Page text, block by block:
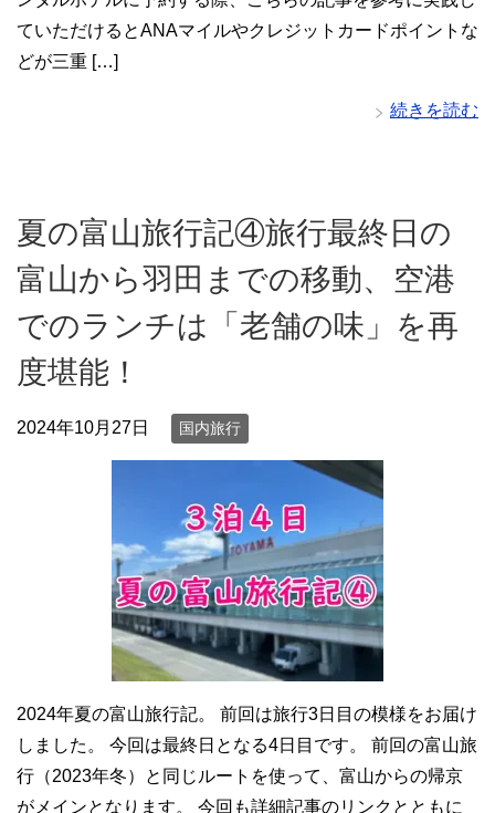
ていただけるとANAマイルやクレジットカードポイントな
どが三重 […]
続きを読む
夏の富山旅行記④旅行最終日の
富山から羽田までの移動、空港
でのランチは「老舗の味」を再
度堪能！
2024年10月27日 国内旅行
2024年夏の富山旅行記。 前回は旅行3日目の模様をお届け
しました。 今回は最終日となる4日目です。 前回の富山旅
行（2023年冬）と同じルートを使って、富山からの帰京
がメインとなります。 今回も詳細記事のリンクとともに